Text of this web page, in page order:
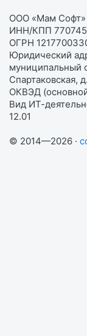
ООО «Мам Софт»
ИНН/КПП
ОГРН
Юридический
муниципальный
Спартаковская,
ОКВЭД
Вид ИТ-
12.01
© 2014—2026 ·